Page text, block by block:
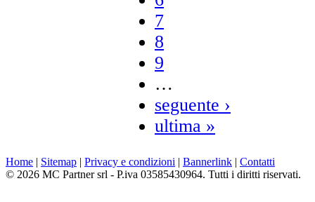
7
8
9
…
seguente ›
ultima »
Home | Sitemap | Privacy e condizioni | Bannerlink | Contatti
© 2026 MC Partner srl - P.iva 03585430964. Tutti i diritti riservati.